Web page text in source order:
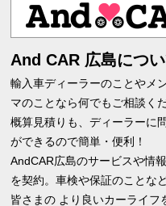
And CAR 広島につ
輸入車ディーラーのことやメ
マのことなら何でもご相談く
概算見積りも、ディーラーに
ができるので簡単・便利！
AndCAR広島のサービスや情
を契約。車検や保証のことな
皆さまの より良いカーライフ